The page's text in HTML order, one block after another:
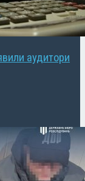
аудитори